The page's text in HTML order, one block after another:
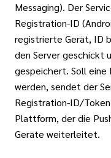
Messaging). Der
Registration-ID
registrierte Gerät, ID
den Server geschickt
gespeichert. Soll
werden, sendet der
Registration-ID/
Plattform, der die
Geräte weiterleitet.